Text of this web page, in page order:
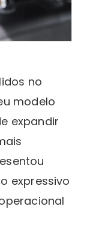
no
modelo
expandir
expressivo